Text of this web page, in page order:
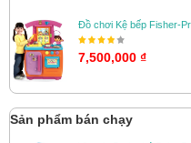
Đồ chơi Kệ bếp Fisher-
7,500,000 ₫
Sản phẩm bán chạy